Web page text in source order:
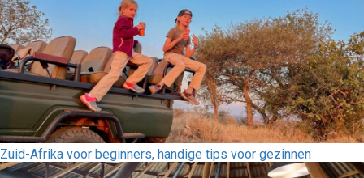
Zuid-Afrika voor beginners, handige tips voor gezinnen